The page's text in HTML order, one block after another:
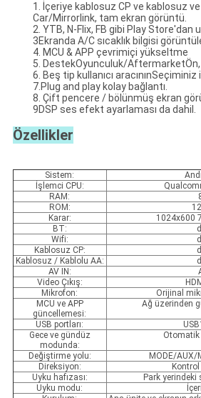
1. İçeriye kablosuz CP ve kablosuz
Car/Mirrorlink, tam ekran görüntü.
2. YTB, N-Flix, FB gibi Play Store'dan
3Ekranda A/C sıcaklık bilgisi
4. MCU & APP çevrimiçi yükseltme
5. DestekOyunculuk/Aftermarket
6. Beş tip kullanıcı aracınınSeçiminiz
7.Plug and play kolay bağlantı.
8. Çift pencere / bölünmüş ekran
9DSP ses efekt ayarlaması da dahil.
Özellikler
Sistem:
İşlemci CPU:
RAM:
ROM:
Karar:
1024x600
BT:
Wifi:
Kablosuz CP:
Kablosuz / Kablolu AA:
AV IN:
Video Çıkış:
Mikrofon:
Orijinal
MCU ve APP
güncellemesi:
Ağ üzerinden
USB portları:
Gece ve gündüz
modunda:
Değiştirme yolu:
MODE/AUX/
Direksiyon:
Kontrol
Uyku hafızası:
Park yerindeki
Uyku modu: